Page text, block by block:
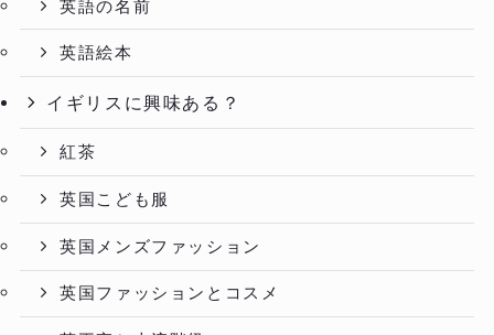
英語の名前
英語絵本
イギリスに興味ある？
紅茶
英国こども服
英国メンズファッション
英国ファッションとコスメ